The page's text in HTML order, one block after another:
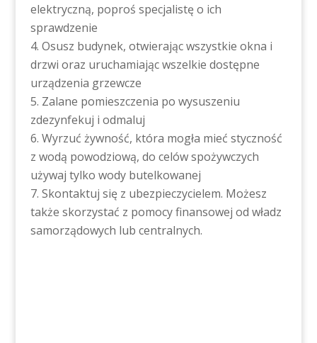
elektryczną, poproś specjalistę o ich
sprawdzenie
Osusz budynek, otwierając wszystkie okna i
drzwi oraz uruchamiając wszelkie dostępne
urządzenia grzewcze
Zalane pomieszczenia po wysuszeniu
zdezynfekuj i odmaluj
Wyrzuć żywność, która mogła mieć styczność
z wodą powodziową, do celów spożywczych
używaj tylko wody butelkowanej
Skontaktuj się z ubezpieczycielem. Możesz
także skorzystać z pomocy finansowej od władz
samorządowych lub centralnych.